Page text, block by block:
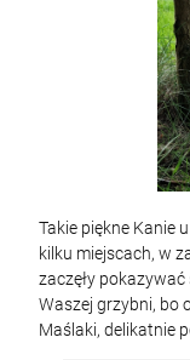
Takie piękne Kanie
kilku miejscach, w
zaczęły
Waszej grzybni, bo
Maślaki, delikatnie